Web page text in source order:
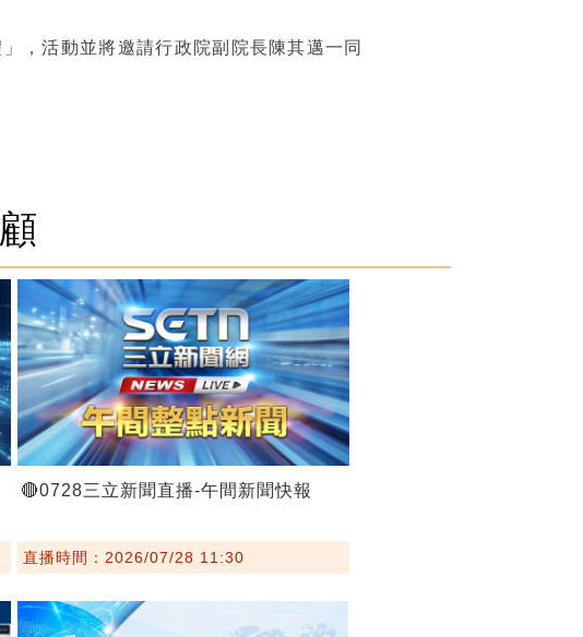
，活動並將邀請行政院副院長陳其邁一同
🔴0728三立新聞直播-午間新聞快報
直播時間：2026/07/28 11:30